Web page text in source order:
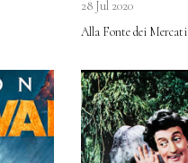
28 Jul 2020
Alla Fonte dei Mercati